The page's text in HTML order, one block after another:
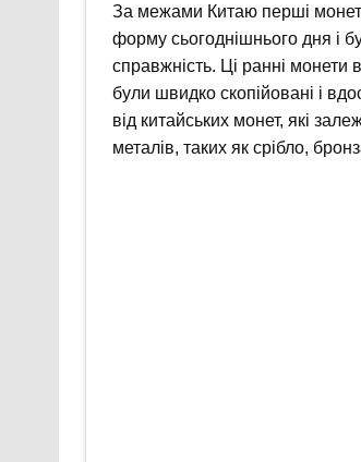
За межами Китаю перші
форму сьогоднішнього дня і
справжність. Ці ранні монети
були швидко скопійовані і
від китайських монет, які
металів, таких як срібло,